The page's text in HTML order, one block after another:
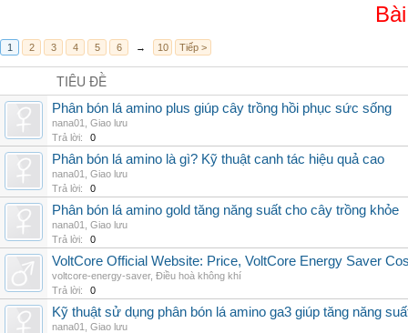
1 2 3 4 5 6 → 10 Tiếp >
TIÊU ĐỀ
Phân bón lá amino plus giúp cây trồng hồi phục sức sống
nana01
Giao lưu
Trả lời:
0
Phân bón lá amino là gì? Kỹ thuật canh tác hiệu quả cao
nana01
Giao lưu
Trả lời:
0
Phân bón lá amino gold tăng năng suất cho cây trồng khỏe
nana01
Giao lưu
Trả lời:
0
VoltCore Official Website: Price, VoltCore Energy Saver
voltcore-energy-saver, Điều hoà không khí
Trả lời:
0
Kỹ thuật sử dụng phân bón lá amino ga3 giúp tăng năng
nana01
Giao lưu